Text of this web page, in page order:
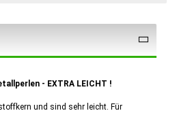
- EXTRA LEICHT !
und sind sehr leicht. Für